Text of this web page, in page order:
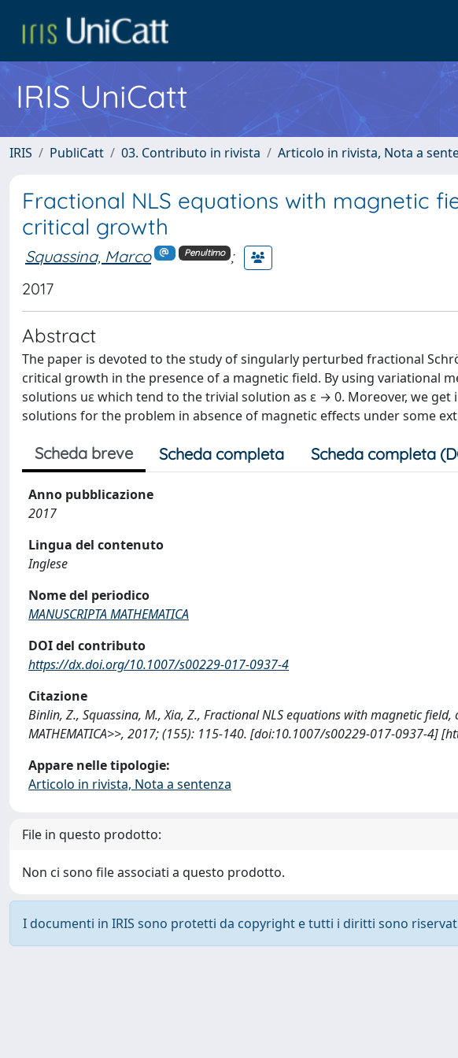
IRIS UniCatt
IRIS PubliCatt 03. Contributo in rivista Articolo in rivista, Nota a
Fractional NLS equations with magnetic
critical growth
Squassina, Marco Penultimo
;
2017
Abstract
The paper is devoted to the study of singularly perturbed fractional
critical growth in the presence of a magnetic field. By using variational
solutions uε which tend to the trivial solution as ε → 0. Moreover, we
solutions for the problem in absence of magnetic effects under some
Scheda breve Scheda completa Scheda completa
Anno pubblicazione
2017
Lingua del contenuto
Inglese
Nome del periodico
MANUSCRIPTA MATHEMATICA
DOI del contributo
https://dx.doi.org/10.1007/s00229-017-0937-4
Citazione
Binlin, Z., Squassina, M., Xia, Z., Fractional NLS equations with magnetic
MATHEMATICA>>, 2017; (155): 115-140. [doi:10.1007/s00229-017-0937-4]
Appare nelle tipologie:
Articolo in rivista, Nota a sentenza
File in questo prodotto:
Non ci sono file associati a questo prodotto.
I documenti in IRIS sono protetti da copyright e tutti i diritti sono